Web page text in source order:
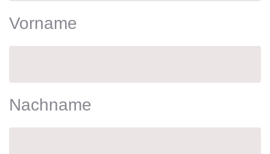
Vorname
Nachname